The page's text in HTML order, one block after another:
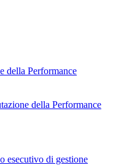
della Performance
della Performance
esecutivo di gestione